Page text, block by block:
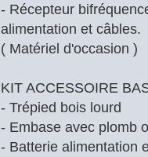
- Récepteur
alimentation et câbles.
( Matériel d'occasion )
KIT ACCESSOIRE
- Trépied bois lourd
- Embase avec plomb
- Batterie alimentation